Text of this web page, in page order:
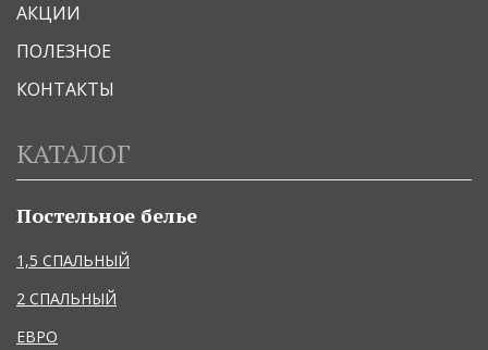
АКЦИИ
ПОЛЕЗНОЕ
КОНТАКТЫ
КАТАЛОГ
Постельное белье
1,5 СПАЛЬНЫЙ
2 СПАЛЬНЫЙ
ЕВРО